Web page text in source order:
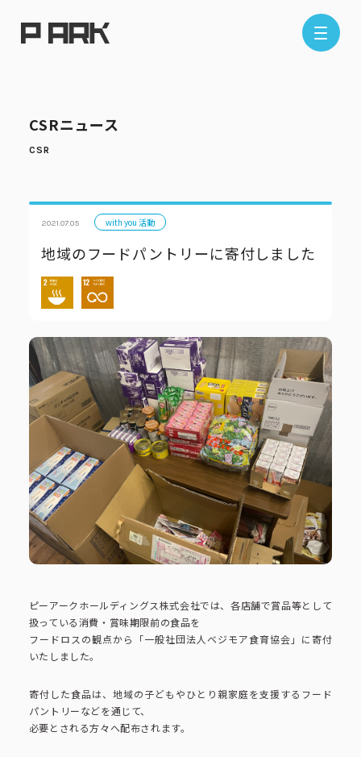
店舗情報
埼玉エリア
現在地から探す
ピーアークで楽しむ
ピーアークで楽しむ トップ
パチンコ・スロット
企業情報
企業情報 トップ
代表挨拶
組織図
コーポレートブック
CSR活動
CSR活動 トップ
eco10プロジェクト
CSRニュース
トピックス
企業理念 採用情報
CSRニュース
2021.07.05 with you 活動
地域のフードパントリーに寄付しました
ピーアークホールディングス株式会社では、各店舗で賞品等として
扱っている消費・賞味期限前の食品を
フードロスの観点から「一般社団法人ベジモア食育協会」に寄付
いたしました。
寄付した食品は、地域の子どもやひとり親家庭を支援するフード
パントリーなどを通じて、
必要とされる方々へ配布されます。